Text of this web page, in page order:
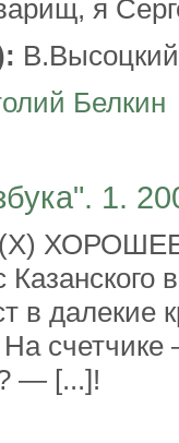
я
Белкин
1.
(Х)
в далекие
счетчике
— [...]!